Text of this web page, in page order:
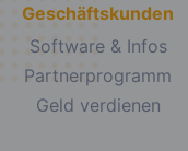
Geschäftskunden
Software & Infos
Partnerprogramm
Geld verdienen